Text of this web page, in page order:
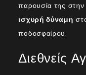
παρουσία της στην
ισχυρή δύναμη
ποδοσφαίρου.
Διεθνείς